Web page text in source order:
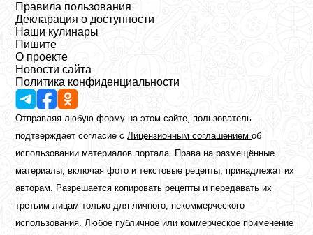
Правила пользования
Декларация о доступности
Наши кулинары
Пишите
О проекте
Новости сайта
Политика конфиденциальности
Отправляя любую форму на этом сайте, пользователь
подтверждает согласие сЛицензионным соглашениемоб
использовании материалов портала. Права на размещённые
материалы, включая фото и текстовые рецепты, принадлежат их
авторам. Разрешается копировать рецепты и передавать их
третьим лицам только для личного, некоммерческого
использования. Любое публичное или коммерческое применение